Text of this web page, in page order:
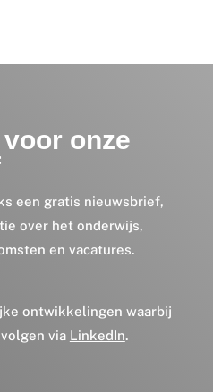
onze
een gratis nieuwsbrief,
over het onderwijs,
en vacatures.
ontwikkelingen waarbij
via LinkedIn.